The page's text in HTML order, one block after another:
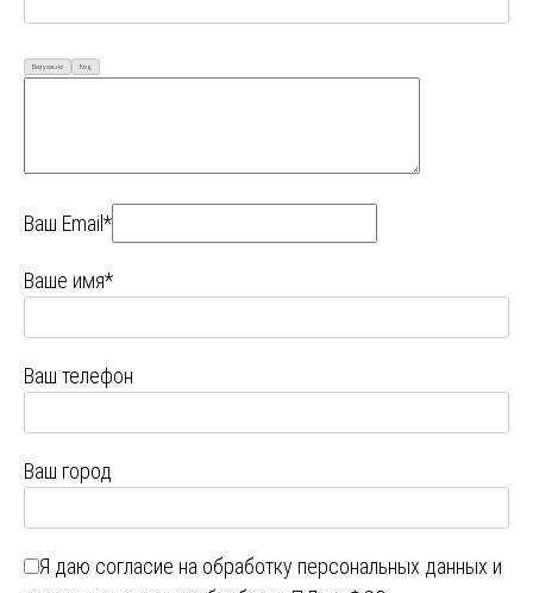
Визуально Код
Ваш Email*
Ваше имя*
Ваш телефон
Ваш город
Я даю согласие на обработку персональных данных и